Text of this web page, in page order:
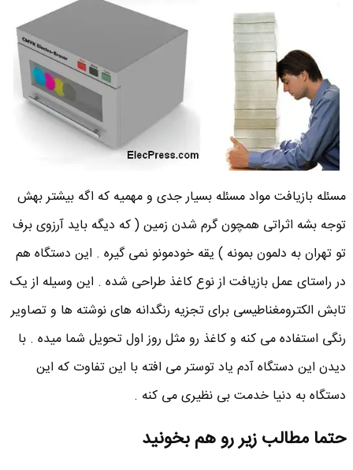
مسئله بازیافت مواد مسئله بسیار جدی و مهمیه که اگه بیشتر بهش
توجه بشه اثراتی همچون گرم شدن زمین ( که دیگه باید آرزوی برف
تو تهران به دلمون بمونه ) یقه خودمونو نمی گیره . این دستگاه هم
در راستای عمل بازیافت از نوع کاغذ طراحی شده . این وسیله از یک
تابش الکترومغناطیسی برای تجزیه رنگدانه های نوشته ها و تصاویر
رنگی استفاده می کنه و کاغذ رو مثل روز اول تحویل شما میده . با
دیدن این دستگاه آدم یاد توستر می افته با این تفاوت که این
دستگاه به دنیا خدمت بی نظیری می کنه .
حتما مطالب زیر رو هم بخونید